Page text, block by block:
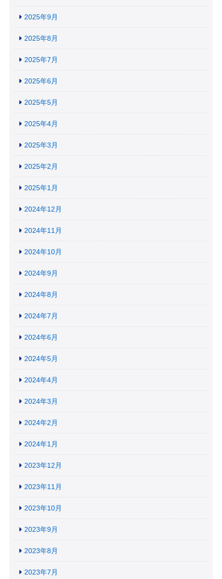
2025年9月
2025年8月
2025年7月
2025年6月
2025年5月
2025年4月
2025年3月
2025年2月
2025年1月
2024年12月
2024年11月
2024年10月
2024年9月
2024年8月
2024年7月
2024年6月
2024年5月
2024年4月
2024年3月
2024年2月
2024年1月
2023年12月
2023年11月
2023年10月
2023年9月
2023年8月
2023年7月